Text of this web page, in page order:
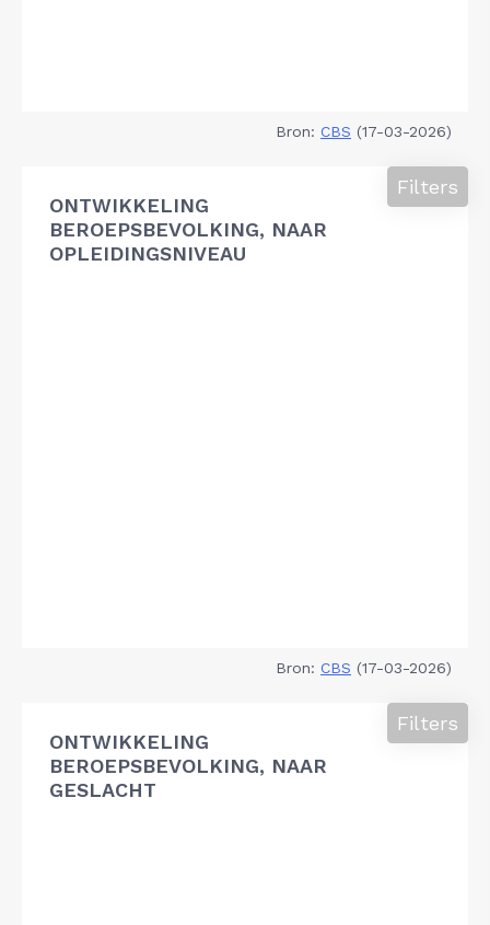
Bron: CBS (17-03-2026)
ONTWIKKELING
BEROEPSBEVOLKING, NAAR
OPLEIDINGSNIVEAU
Filters
Bron: CBS (17-03-2026)
ONTWIKKELING
BEROEPSBEVOLKING, NAAR
GESLACHT
Filters